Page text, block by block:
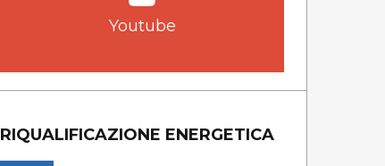
Youtube
RIQUALIFICAZIONE ENERGETICA